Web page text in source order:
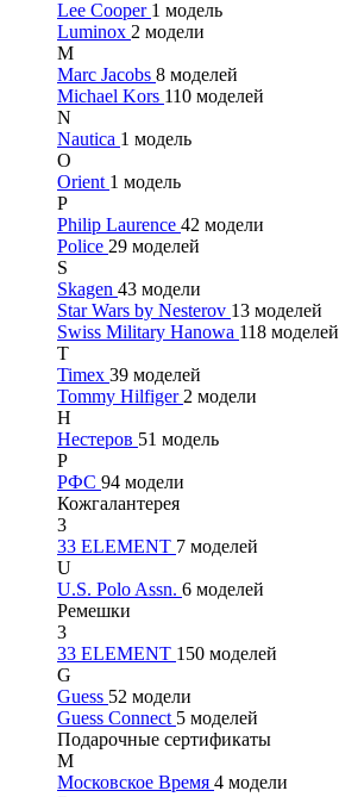
Lee Cooper 1 модель
Luminox 2 модели
M
Marc Jacobs 8 моделей
Michael Kors 110 моделей
N
Nautica 1 модель
O
Orient 1 модель
P
Philip Laurence 42 модели
Police 29 моделей
S
Skagen 43 модели
Star Wars by Nesterov 13 моделей
Swiss Military Hanowa 118 моделей
T
Timex 39 моделей
Tommy Hilfiger 2 модели
Н
Нестеров 51 модель
Р
РФС 94 модели
Кожгалантерея
3
33 ELEMENT 7 моделей
U
U.S. Polo Assn. 6 моделей
Ремешки
3
33 ELEMENT 150 моделей
G
Guess 52 модели
Guess Connect 5 моделей
Подарочные сертификаты
М
Московское Время 4 модели